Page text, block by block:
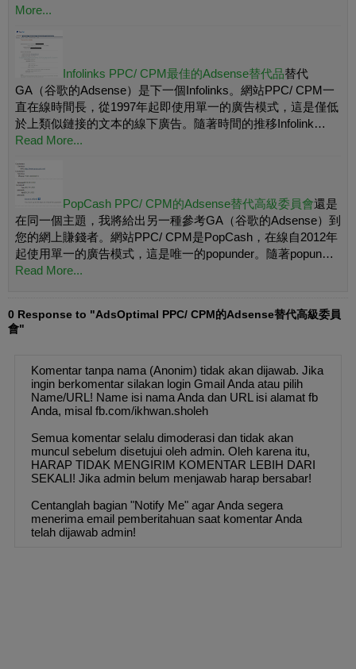
More...
Infolinks PPC/ CPM最佳的Adsense替代品替代
GA（谷歌的Adsense）是下一個Infolinks。網站PPC/ CPM一
直在線時間長，從1997年起即使用單一的廣告模式，這是僅低
於上類似鏈接的文本的線下廣告。隨著時間的推移Infolink…
Read More...
PopCash PPC/ CPM的Adsense替代高級委員會還是
在同一個主題，我將給出另一種參考GA（谷歌的Adsense）到
您的網上賺錢者。網站PPC/ CPM是PopCash，在線自2012年
起使用單一的廣告模式，這是唯一的popunder。隨著popun…
Read More...
0 Response to "AdsOptimal PPC/ CPM的Adsense替代高級委員
會"
Komentar tanpa nama (Anonim) tidak akan dijawab. Jika
ingin berkomentar silakan login Gmail Anda atau pilih
Name/URL! Name isi nama Anda dan URL isi alamat fb
Anda, misal fb.com/ikhwan.sholeh
Semua komentar selalu dimoderasi dan tidak akan
muncul sebelum disetujui oleh admin. Oleh karena itu,
HARAP TIDAK MENGIRIM KOMENTAR LEBIH DARI
SEKALI! Jika admin belum menjawab harap bersabar!
Centanglah bagian "Notify Me" agar Anda segera
menerima email pemberitahuan saat komentar Anda
telah dijawab admin!